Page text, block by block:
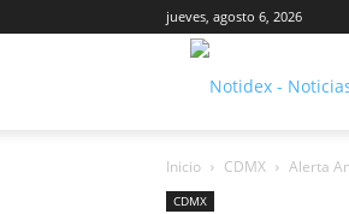
jueves, agosto 6, 2026
Inicio CDMX Alerta
CDMX